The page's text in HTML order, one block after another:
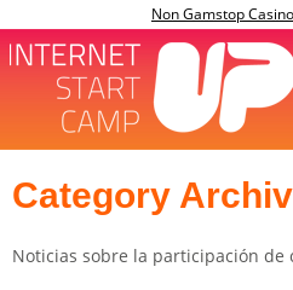
Non Gamstop Casino
Category
Noticias sobre la participación de